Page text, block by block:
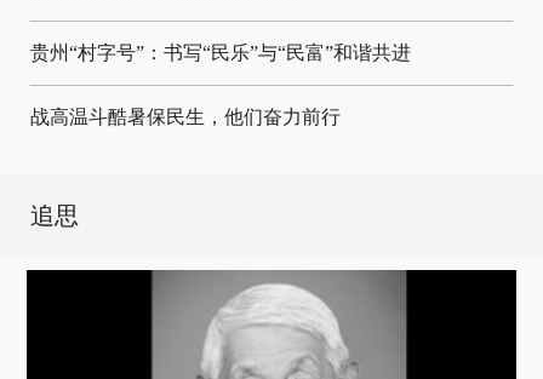
贵州“村字号”：书写“民乐”与“民富”和谐共进
战高温斗酷暑保民生，他们奋力前行
追思